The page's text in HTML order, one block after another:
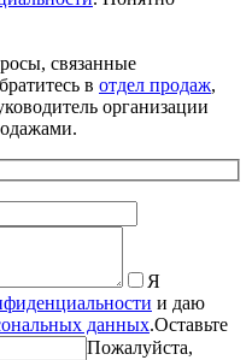
связанные
в отдел продаж,
организации
Я
и даю
данных.Оставьте
Пожалуйста,